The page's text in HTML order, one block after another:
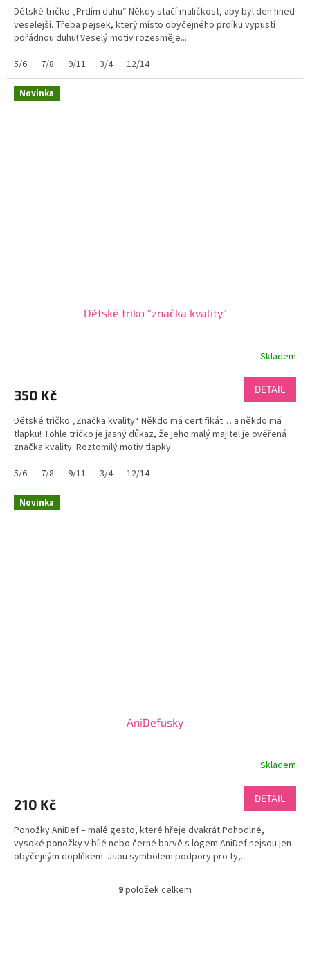
Dětské tričko „Prdím duhu“ Někdy stačí maličkost, aby byl den hned
veselejší. Třeba pejsek, který místo obyčejného prdíku vypustí
pořádnou duhu! Veselý motiv rozesměje...
5/6
7/8 9/11 3/4 12/14
Novinka
Dětské triko "značka kvality"
Skladem
350 Kč DETAIL
Dětské tričko „Značka kvality“ Někdo má certifikát… a někdo má
tlapku! Tohle tričko je jasný důkaz, že jeho malý majitel je ověřená
značka kvality. Roztomilý motiv tlapky...
5/6
7/8 9/11 3/4 12/14
Novinka
AniDefusky
Skladem
210 Kč DETAIL
Ponožky AniDef – malé gesto, které hřeje dvakrát Pohodlné,
vysoké ponožky v bílé nebo černé barvě s logem AniDef nejsou jen
obyčejným doplňkem. Jsou symbolem podpory pro ty,...
O
9položek celkem